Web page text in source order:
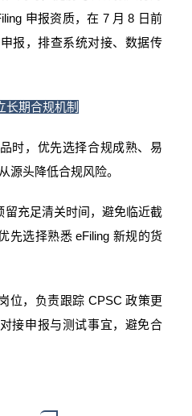
申报资质，在 7 月 8 日前
报，排查系统对接、数据传
长期合规机制
时，优先选择合规成熟、易
源头降低合规风险。
留充足清关时间，避免临近截
先选择熟悉 eFiling 新规的货
位，负责跟踪 CPSC 政策更
接申报与测试事宜，避免合